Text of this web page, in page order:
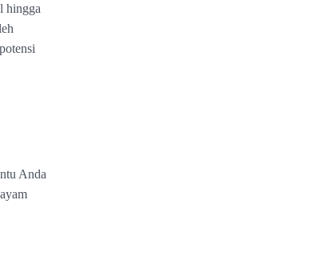
hingga
Anda
ayam